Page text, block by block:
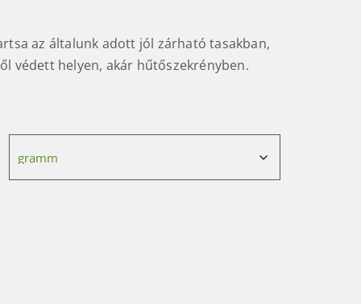
az általunk adott jól zárható tasakban,
védett helyen, akár hűtőszekrényben.